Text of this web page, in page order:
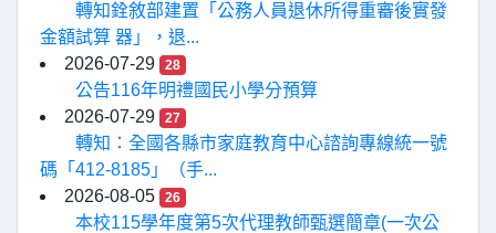
轉知銓敘部建置「公務人員退休所得重審後實發
金額試算 器」，退...
2026-07-29
28
公告116年明禮國民小學分預算
2026-07-29
27
轉知：全國各縣市家庭教育中心諮詢專線統一號
碼「412-8185」（手...
2026-08-05
26
本校115學年度第5次代理教師甄選簡章(一次公